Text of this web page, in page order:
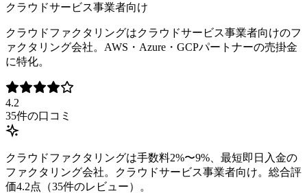
クラウドサービス事業者向け
クラウドファクタリングはクラウドサービス事業者向けのフ
ァクタリング会社。AWS・Azure・GCPパートナーの売掛金
に特化。
4.2
35件の口コミ
クラウドファクタリングは手数料2%〜9%、最短即日入金の
ファクタリング会社。クラウドサービス事業者向け。総合評
価4.2点（35件のレビュー）。